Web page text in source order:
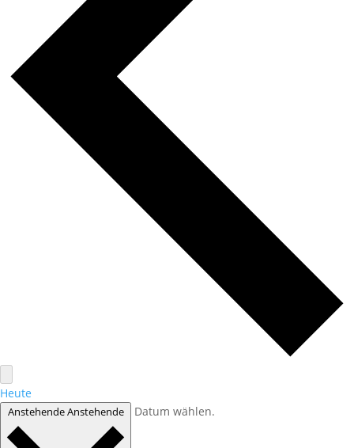
Heute
AnstehendeAnstehende Datum wählen.